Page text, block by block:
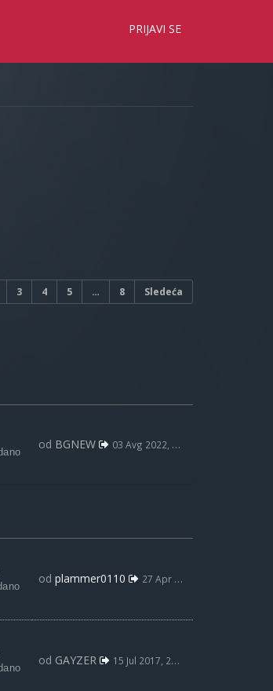
PRIJAVI SE
3 4 5 … 8 Sledeća
od BGNEW 03 Avg 2022, 09:59
od plammer0110 27 Apr 2022, 20:12
od GAYZER 15 Jul 2017, 22:31